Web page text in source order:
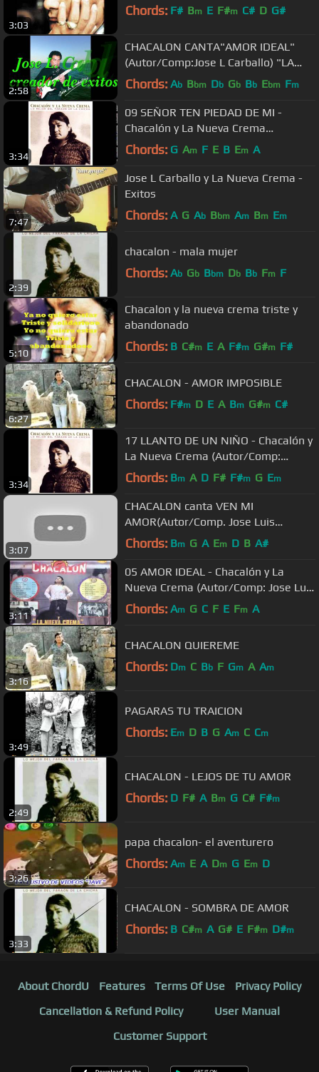
3:03
Chords: F# Bm E F#m C# D G#
2:58
CHACALON CANTA"AMOR IDEAL"
(Autor/Comp:Jose L Carballo) "LA
NUEVA CREMA"
Chords: Ab Bbm Db Gb Bb Ebm Fm
3:34
09 SEÑOR TEN PIEDAD DE MI -
Chacalón y La Nueva Crema
(Autor/Comp: Augusto Loyola Castro)
Chords: G Am F E B Em A
7:47
Jose L Carballo y La Nueva Crema -
Exitos
Chords: A G Ab Bbm Am Bm Em
2:39
chacalon - mala mujer
Chords: Ab Gb Bbm Db Bb Fm F
5:10
Chacalon y la nueva crema triste y
abandonado
Chords: B C#m E A F#m G#m F#
6:27
CHACALON - AMOR IMPOSIBLE
Chords: F#m D E A Bm G#m C#
3:34
17 LLANTO DE UN NIÑO - Chacalón y
La Nueva Crema (Autor/Comp:
Alberto Bedriñana)
Chords: Bm A D F# F#m G Em
3:07
CHACALON canta VEN MI
AMOR(Autor/Comp. Jose Luis
Carballo)
Chords: Bm G A Em D B A#
3:11
05 AMOR IDEAL - Chacalón y La
Nueva Crema (Autor/Comp: Jose Luis
Carballo)
Chords: Am G C F E Fm A
3:16
CHACALON QUIEREME
Chords: Dm C Bb F Gm A Am
3:49
PAGARAS TU TRAICION
Chords: Em D B G Am C Cm
2:49
CHACALON - LEJOS DE TU AMOR
Chords: D F# A Bm G C# F#m
3:26
papa chacalon- el aventurero
Chords: Am E A Dm G Em D
3:33
CHACALON - SOMBRA DE AMOR
Chords: B C#m A G# E F#m D#m
About ChordU Features Terms Of Use
Privacy Policy
Cancellation & Refund Policy
User Manual
Customer Support